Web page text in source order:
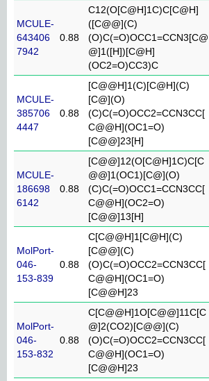
MCULE-
643406
7942
0.88
C12(O[C@H]1C)C[C@H]
([C@@](C)
(O)C(=O)OCC1=CCN3[C@
@]1([H])[C@H]
(OC2=O)CC3)C
MCULE-
385706
4447
0.88
[C@@H]1(C)[C@H](C)
[C@](O)
(C)C(=O)OCC2=CCN3CC[
C@@H](OC1=O)
[C@@]23[H]
MCULE-
186698
6142
0.88
[C@@]12(O[C@H]1C)C[C
@@]1(OC1)[C@](O)
(C)C(=O)OCC1=CCN3CC[
C@@H](OC2=O)
[C@@]13[H]
MolPort-
046-
153-839
0.88
C[C@@H]1[C@H](C)
[C@@](C)
(O)C(=O)OCC2=CCN3CC[
C@@H](OC1=O)
[C@@H]23
MolPort-
046-
153-832
0.88
C[C@@H]1O[C@@]11C[C
@]2(CO2)[C@@](C)
(O)C(=O)OCC2=CCN3CC[
C@@H](OC1=O)
[C@@H]23